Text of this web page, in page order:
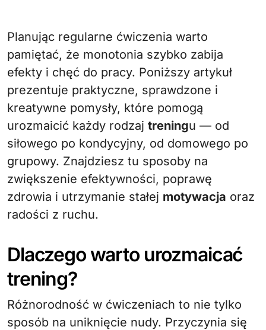
Planując regularne ćwiczenia warto
pamiętać, że monotonia szybko zabija
efekty i chęć do pracy. Poniższy artykuł
prezentuje praktyczne, sprawdzone i
kreatywne pomysły, które pomogą
urozmaicić każdy rodzaj treningu — od
siłowego po kondycyjny, od domowego po
grupowy. Znajdziesz tu sposoby na
zwiększenie efektywności, poprawę
zdrowia i utrzymanie stałej motywacja oraz
radości z ruchu.
Dlaczego warto urozmaicać
trening?
Różnorodność w ćwiczeniach to nie tylko
sposób na uniknięcie nudy. Przyczynia się